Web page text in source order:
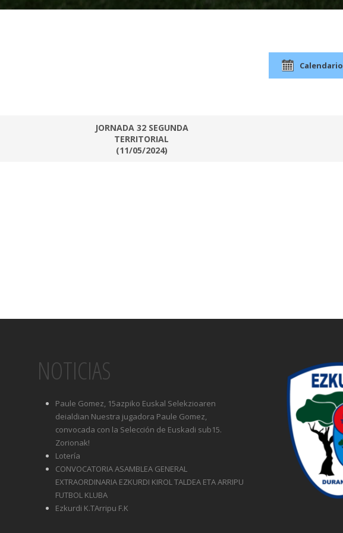
Calendario
JORNADA 32 SEGUNDA
TERRITORIAL
(11/05/2024)
NOTICIAS
Paule Gomez, 15azpiko Euskal Selekzioaren
deialdian Nuestra jugadora Paule Gomez,
convocada con la Selección de Euskadi sub15.
Zorionak!
Lotería
CONVOCATORIA ASAMBLEA GENERAL
EXTRAORDINARIA EZKURDI KIROL TALDEA ETA ARRIPU
FUTBOL KLUBA
Ezkurdi K.TArripu F.K